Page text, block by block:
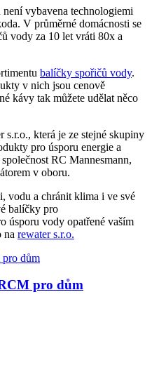
vybavena technologiemi
V průměrné domácnosti se
vody za 10 let vráti 80x a
balíčky spořičů vody.
v nich jsou cenově
kávy tak můžete udělat něco
s.r.o., která je ze stejné skupiny
pro úsporu energie a
RC Mannesmann,
v oboru.
vodu a chránit klima i ve své
balíčky pro
úsporu vody opatřené vaším
na rewater s.r.o.
pro dům